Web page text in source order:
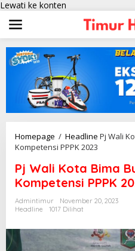
Lewati ke konten
Homepage / Headline Pj Wali
Kompetensi PPPK 2023
Pj Wali Kota Bima
Kompetensi PPPK
Admintimur
November 20, 2023
Headline
1017 Dilihat